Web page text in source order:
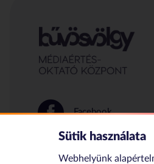
Facebook
Sütik használata
Webhelyünk